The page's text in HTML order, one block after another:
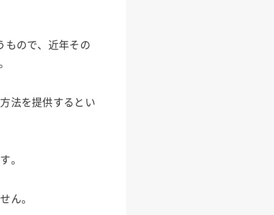
もので、近年その
法を提供するとい
。
ん。